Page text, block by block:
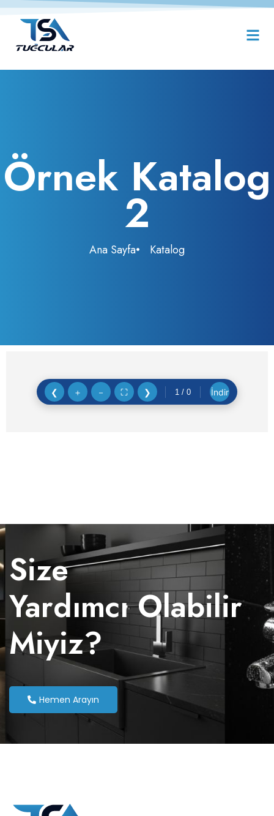
Örnek Katalog
2
Ana Sayfa Katalog
❮ ＋ － ⛶ ❯ 1 / 0 İndir
Size
Yardımcı Olabilir
Miyiz?
Hemen Arayın